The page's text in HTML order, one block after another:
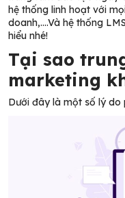
hệ thống linh hoạt với
doanh,….Và hệ thống
hiểu nhé!
Tại sao
marketing
Dưới đây là một số lý do